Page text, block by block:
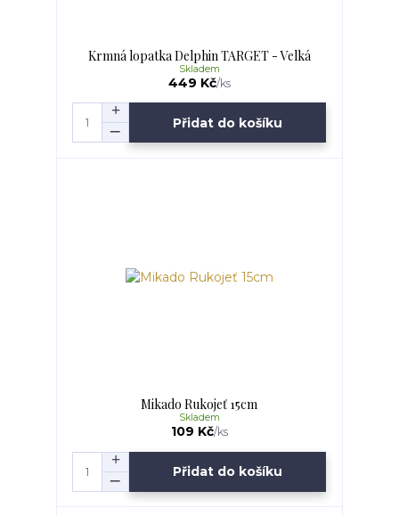
Krmná lopatka Delphin TARGET - Velká
449 Kč/ks
Skladem
Přidat do košíku
Mikado Rukojeť 15cm
109 Kč/ks
Skladem
Přidat do košíku